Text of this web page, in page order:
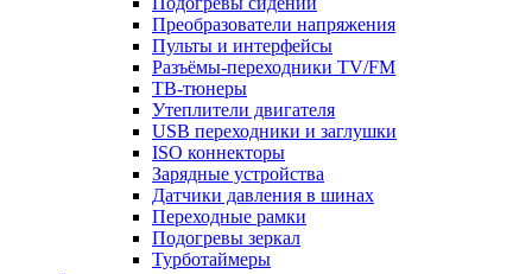
Преобразователи напряжения
Пульты и интерфейсы
Разъёмы-переходники TV/FM
ТВ-тюнеры
Утеплители двигателя
USB переходники и заглушки
ISO коннекторы
Зарядные устройства
Датчики давления в шинах
Переходные рамки
Подогревы зеркал
Турботаймеры